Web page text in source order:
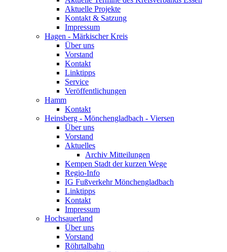
Aktuelle Projekte
Kontakt & Satzung
Impressum
Hagen - Märkischer Kreis
Über uns
Vorstand
Kontakt
Linktipps
Service
Veröffentlichungen
Hamm
Kontakt
Heinsberg - Mönchengladbach - Viersen
Über uns
Vorstand
Aktuelles
Archiv Mitteilungen
Kempen Stadt der kurzen Wege
Regio-Info
IG Fußverkehr Mönchengladbach
Linktipps
Kontakt
Impressum
Hochsauerland
Über uns
Vorstand
Röhrtalbahn